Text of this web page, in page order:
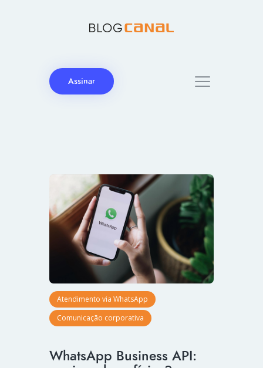
Assinar
Atendimento via WhatsApp
Comunicação corporativa
WhatsApp Business API: